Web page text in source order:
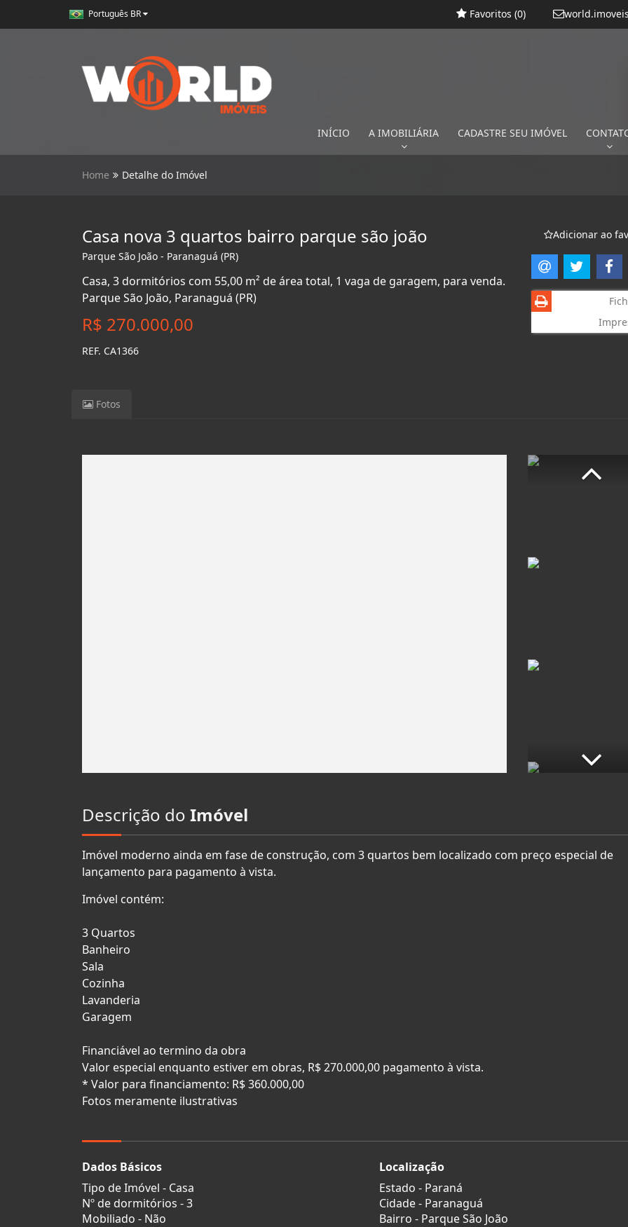
Português BR Favoritos (0)
INÍCIO A IMOBILIÁRIA CADASTRE SEU IMÓVEL
Home Detalhe do Imóvel
Casa nova 3 quartos bairro parque são joão
Parque São João - Paranaguá (PR)
Casa, 3 dormitórios com 55,00 m² de área total, 1 vaga de garagem, para venda.
Parque São João, Paranaguá (PR)
R$ 270.000,00
REF. CA1366
Adicionar ao
Fotos
Descrição do Imóvel
Imóvel moderno ainda em fase de construção, com 3 quartos bem localizado com preço especial de
lançamento para pagamento à vista.
Imóvel contém:
3 Quartos
Banheiro
Sala
Cozinha
Lavanderia
Garagem
Financiável ao termino da obra
Valor especial enquanto estiver em obras, R$ 270.000,00 pagamento à vista.
* Valor para financiamento: R$ 360.000,00
Fotos meramente ilustrativas
Dados Básicos
Tipo de Imóvel - Casa
Nº de dormitórios - 3
Mobiliado - Não
Localização
Estado - Paraná
Cidade - Paranaguá
Bairro - Parque São João